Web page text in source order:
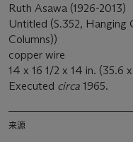
Ruth Asawa (1926-2013)
Untitled (S.352, Hanging
Columns))
copper wire
14 x 16 1/2 x 14 in. (35.6
Executed circa 1965.
来源